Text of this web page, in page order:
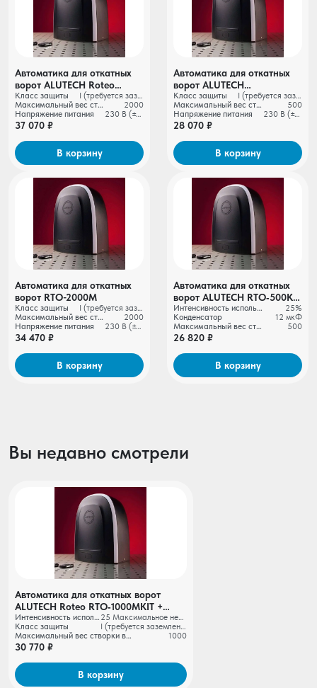
Автоматика для откатных
ворот ALUTECH Roteo
RTO‑2000MKIT +
проводные фотоэлементы
LM‑L
Класс защиты
I (требуется заземление)
Максимальный вес створки ворот, кг
2000
Напряжение питания
230 В (±10%)
37 070 ₽
В корзину
Автоматика для откатных
ворот ALUTECH
RTO‑500MKIT +
беспроводные
фотоэлементы LM‑LB
Класс защиты
I (требуется заземление)
Максимальный вес створки ворот, кг
500
Напряжение питания
230 В (±10%)
28 070 ₽
В корзину
Автоматика для откатных
ворот RTО-2000M
Класс защиты
I (требуется заземление)
Максимальный вес створки ворот, кг
2000
Напряжение питания
230 В (±10%)
34 470 ₽
В корзину
Автоматика для откатных
ворот ALUTECH RTO‑500KIT
+ беспроводные
фотоэлементы LM⁠‑LB
Интенсивность использования
25%
Конденсатор
12 мкФ
Максимальный вес створки ворот, кг
500
26 820 ₽
В корзину
Вы недавно смотрели
Автоматика для откатных ворот
ALUTECH Roteo RTO‑1000MKIT +
беспроводные фотоэлементы LM‑LB
Интенсивность использования
25 Максимальное непрерывное время работы, мин
Класс защиты
I (требуется заземление)
Максимальный вес створки ворот, кг
1000
30 770 ₽
В корзину